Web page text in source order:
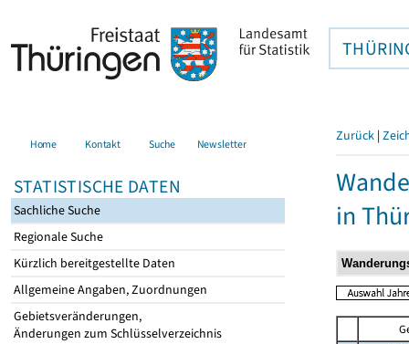
Home Kontakt Suche Newsletter
STATISTISCHE DATEN
Sachliche Suche
Regionale Suche
Kürzlich bereitgestellte Daten
Allgemeine Angaben, Zuordnungen
Gebietsveränderungen,
Änderungen zum Schlüsselverzeichnis
Zurück |
in